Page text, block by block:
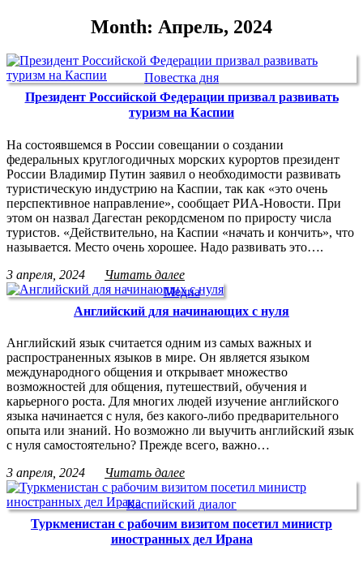
Month: Апрель, 2024
Повестка дня
Президент Российской Федерации призвал развивать
туризм на Каспии
На состоявшемся в России совещании о создании
федеральных круглогодичных морских курортов президент
России Владимир Путин заявил о необходимости развивать
туристическую индустрию на Каспии, так как «это очень
перспективное направление», сообщает РИА-Новости. При
этом он назвал Дагестан рекордсменом по приросту числа
туристов. «Действительно, на Каспии «начать и кончить», что
называется. Место очень хорошее. Надо развивать это….
3 апреля, 2024
Читать далее
Медиа
Английский для начинающих с нуля
Английский язык считается одним из самых важных и
распространенных языков в мире. Он является языком
международного общения и открывает множество
возможностей для общения, путешествий, обучения и
карьерного роста. Для многих людей изучение английского
языка начинается с нуля, без какого-либо предварительного
опыта или знаний. Но возможно ли выучить английский язык
с нуля самостоятельно? Прежде всего, важно…
3 апреля, 2024
Читать далее
Каспийский диалог
Туркменистан с рабочим визитом посетил министр
иностранных дел Ирана